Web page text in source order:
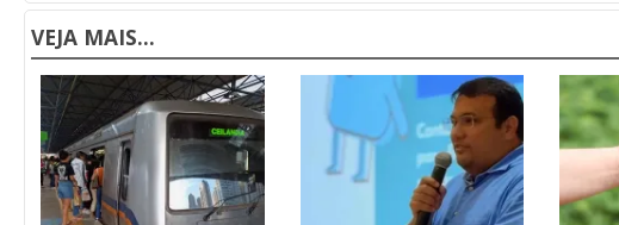
VEJA MAIS...